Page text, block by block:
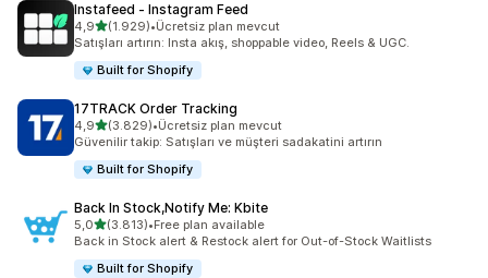
Instafeed ‑ Instagram Feed
4,95 yıldız üzerinden
(1.929)
toplam 1929 değerlendirme
•Ücretsiz plan mevcut
Satışları artırın: Insta akış, shoppable video, Reels & UGC.
Built for Shopify
17TRACK Order Tracking
4,95 yıldız üzerinden
(3.829)
toplam 3829 değerlendirme
•Ücretsiz plan mevcut
Güvenilir takip: Satışları ve müşteri sadakatini artırın
Built for Shopify
Back In Stock,Notify Me: Kbite
5,05 yıldız üzerinden
(3.813)
toplam 3813 değerlendirme
•Free plan available
Back in Stock alert & Restock alert for Out-of-Stock Waitlists
Built for Shopify